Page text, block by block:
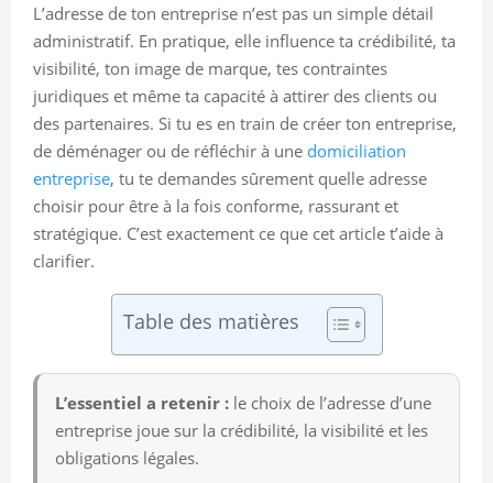
L’adresse de ton entreprise n’est pas un simple détail
administratif. En pratique, elle influence ta crédibilité, ta
visibilité, ton image de marque, tes contraintes
juridiques et même ta capacité à attirer des clients ou
des partenaires. Si tu es en train de créer ton entreprise,
de déménager ou de réfléchir à une domiciliation
entreprise, tu te demandes sûrement quelle adresse
choisir pour être à la fois conforme, rassurant et
stratégique. C’est exactement ce que cet article t’aide à
clarifier.
Table des matières
L’essentiel a retenir : le choix de l’adresse d’une
entreprise joue sur la crédibilité, la visibilité et les
obligations légales.